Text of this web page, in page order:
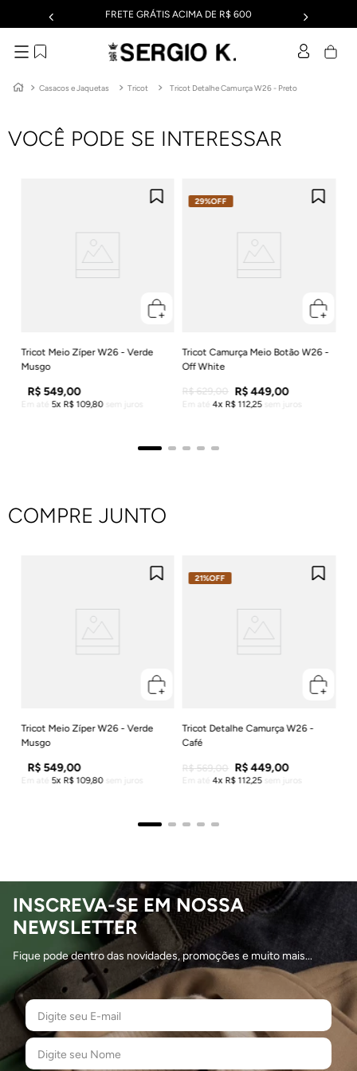
FRETE GRÁTIS ACIMA DE R$ 600
Casacos e Jaquetas Tricot Tricot Detalhe Camurça W26 - Preto
VOCÊ PODE SE INTERESSAR
Tricot Meio Zíper W26 - Verde
Musgo
R$ 549,00
Em até 5 R$ 109,80sem juros
29%OFF
Tricot Camurça Meio Botão W26 -
Off White
R$ 629,00 R$ 449,00
Em até4 R$ 112,25 sem juros
COMPRE JUNTO
Tricot Meio Zíper W26 - Verde
Musgo
R$ 549,00
Em até 5 R$ 109,80sem juros
21%OFF
Tricot Detalhe Camurça W26 -
Café
R$ 569,00 R$ 449,00
Em até4 R$ 112,25 sem juros
INSCREVA-SE EM NOSSA
NEWSLETTER
Fique pode dentro das novidades, promoções e muito mais...